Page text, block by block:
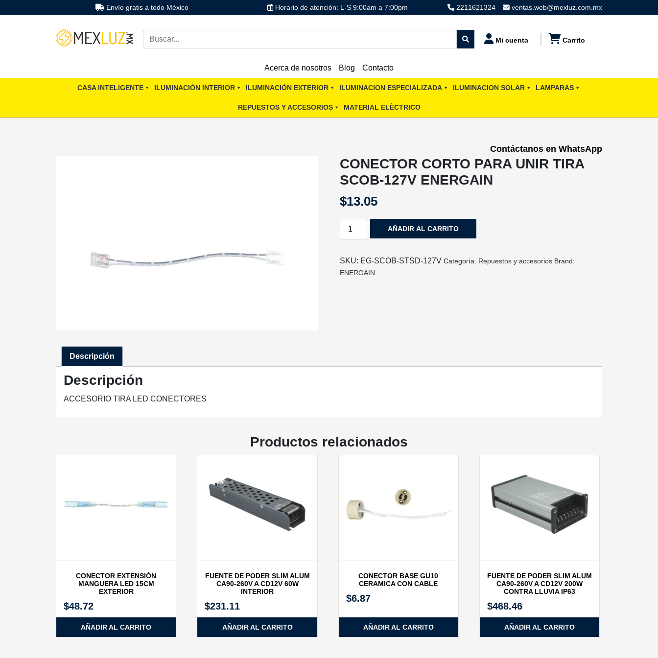
Envío gratis a todo México Horario de atención: L-S 9:00am a 7:00pm 2211621324 ventas.web@mexluz.com.mx
Mi cuenta Carrito
Acerca de nosotros Blog Contacto
CASA INTELIGENTE ILUMINACIÒN INTERIOR ILUMINACIÒN EXTERIOR ILUMINACION ESPECIALIZADA ILUMINACION SOLAR LAMPARAS
REPUESTOS Y ACCESORIOS MATERIAL ELÈCTRICO
Contáctanos en WhatsApp
CONECTOR CORTO PARA UNIR TIRA
SCOB-127V ENERGAIN
$13.05
CONECTOR
UNIR
TIRA
AÑADIR AL CARRITO
SKU: EG-SCOB-STSD-127V Categoría: Repuestos y accesorios Brand:
ENERGAIN
Descripción
Descripción
ACCESORIO TIRA LED CONECTORES
Productos relacionados
CONECTOR EXTENSIÓN
MANGUERA LED 15CM
EXTERIOR
$48.72
AÑADIR AL CARRITO
FUENTE DE PODER SLIM ALUM
CA90‐260V A CD12V 60W
INTERIOR
$231.11
AÑADIR AL CARRITO
CONECTOR BASE GU10
CERAMICA CON CABLE
$6.87
AÑADIR AL CARRITO
FUENTE DE PODER SLIM ALUM
CA90‐260V A CD12V 200W
CONTRA LLUVIA IP63
$468.46
AÑADIR AL CARRITO